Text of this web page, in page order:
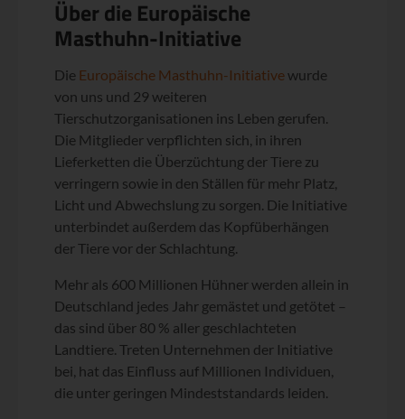
Über die Europäische
Masthuhn-Initiative
Die Europäische Masthuhn-Initiativewurde
von uns und 29 weiteren
Tierschutzorganisationen ins Leben gerufen.
Die Mitglieder verpflichten sich, in ihren
Lieferketten die Überzüchtung der Tiere zu
verringern sowie in den Ställen für mehr Platz,
Licht und Abwechslung zu sorgen. Die Initiative
unterbindet außerdem das Kopfüberhängen
der Tiere vor der Schlachtung.
Mehr als 600 Millionen Hühner werden allein in
Deutschland jedes Jahr gemästet und getötet –
das sind über 80 % aller geschlachteten
Landtiere. Treten Unternehmen der Initiative
bei, hat das Einfluss auf Millionen Individuen,
die unter geringen Mindeststandards leiden.